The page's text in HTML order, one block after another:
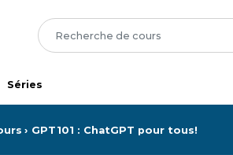
Séries
GPT101 : ChatGPT pour tous!